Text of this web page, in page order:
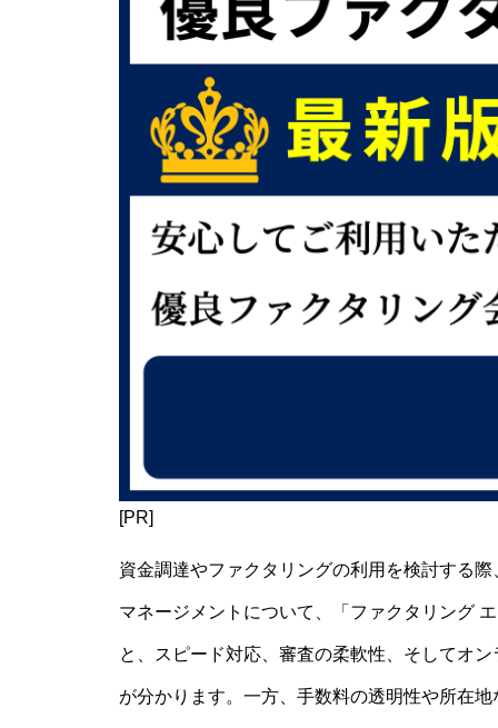
[PR]
資金調達やファクタリングの利用を検討する
マネージメントについて、「ファクタリング
と、スピード対応、審査の柔軟性、そしてオ
が分かります。一方、手数料の透明性や所在